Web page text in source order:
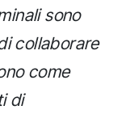
sono
collaborare
come
di